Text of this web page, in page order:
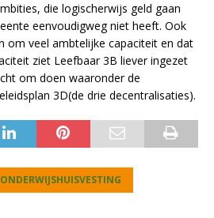
die logischerwijs geld gaan
eenvoudigweg niet heeft. Ook
om veel ambtelijke capaciteit en dat
ziet Leefbaar 3B liever ingezet
om doen waaronder de
3D(de drie decentralisaties).
ONDERWIJSHUISVESTING